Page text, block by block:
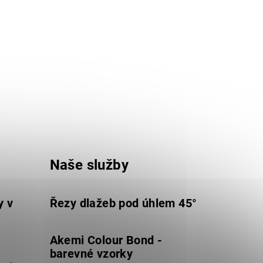
v
Naše služby
Řezy dlažeb pod úhlem 45°
Akemi Colour Bond -
barevné vzorky